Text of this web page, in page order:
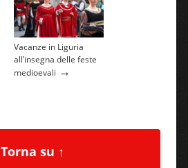
Vacanze in Liguria
all’insegna delle feste
medioevali →
Torna su ↑